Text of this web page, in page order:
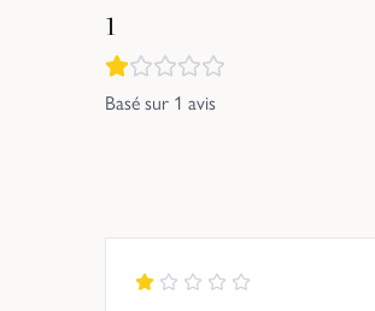
1
Basé sur 1 avis